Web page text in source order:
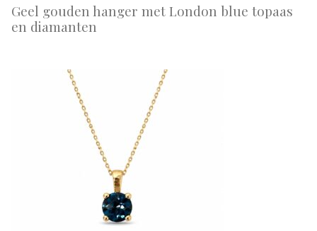
Geel gouden hanger met London blue topaas
en diamanten